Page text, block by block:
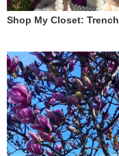
Shop My Closet: